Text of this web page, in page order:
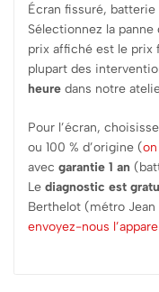
Écran fissuré,
Sélectionnez la panne
prix affiché est le prix
plupart des
heure dans notre
Pour l’écran,
ou 100 % d’origine (
avec garantie 1 an
Le diagnostic est
Berthelot (métro
envoyez-nous